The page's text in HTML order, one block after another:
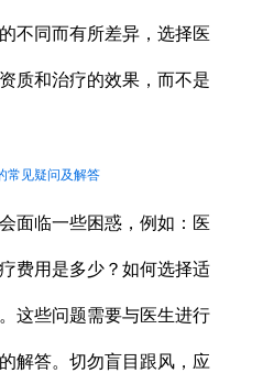
不同而有所差异，选择医
质和治疗的效果，而不是
常见疑问及解答
面临一些困惑，例如：医
费用是多少？如何选择适
这些问题需要与医生进行
解答。切勿盲目跟风，应